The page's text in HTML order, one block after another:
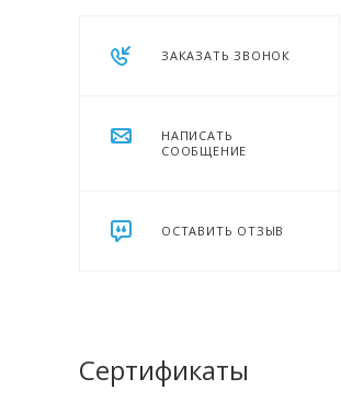
ЗАКАЗАТЬ ЗВОНОК
НАПИСАТЬ
СООБЩЕНИЕ
ОСТАВИТЬ ОТЗЫВ
Сертификаты